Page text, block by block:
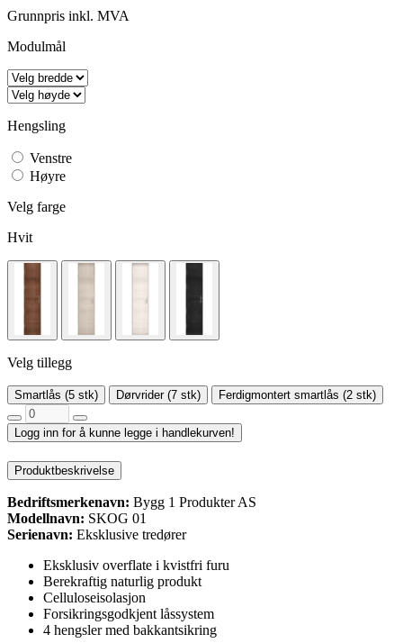
Grunnpris inkl. MVA
Modulmål
Hengsling
Venstre
Høyre
Velg farge
Hvit
Velg tillegg
Smartlås (5 stk) Dørvrider (7 stk) Ferdigmontert smartlås (2 stk)
Logg inn for å kunne legge i handlekurven!
Produktbeskrivelse
Bedriftsmerkenavn: Bygg 1 Produkter AS
Modellnavn: SKOG 01
Serienavn: Eksklusive tredører
Eksklusiv overflate i kvistfri furu
Berekraftig naturlig produkt
Celluloseisolasjon
Forsikringsgodkjent låssystem
4 hengsler med bakkantsikring